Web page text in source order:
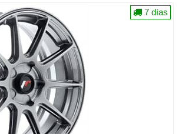
7 días